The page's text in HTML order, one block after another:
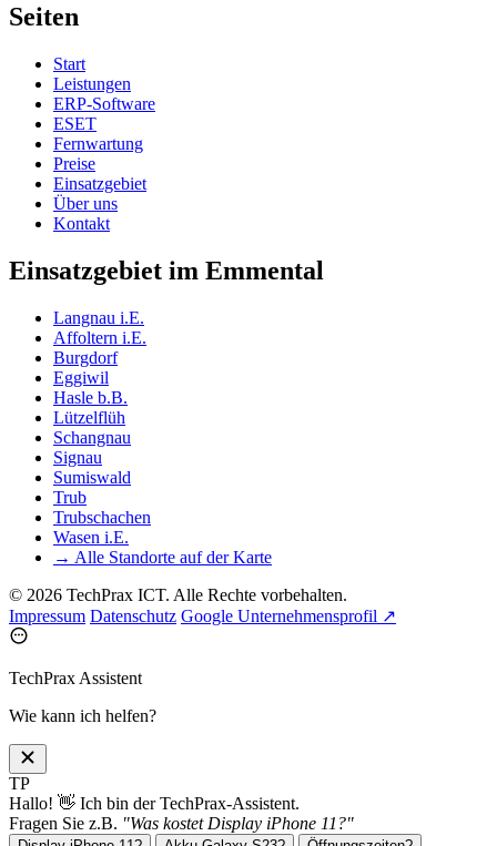
Seiten
Start
Leistungen
ERP-Software
ESET
Fernwartung
Preise
Einsatzgebiet
Über uns
Kontakt
Einsatzgebiet im Emmental
Langnau i.E.
Affoltern i.E.
Burgdorf
Eggiwil
Hasle b.B.
Lützelflüh
Schangnau
Signau
Sumiswald
Trub
Trubschachen
Wasen i.E.
→ Alle Standorte auf der Karte
© 2026 TechPrax ICT. Alle Rechte vorbehalten.
Impressum Datenschutz Google Unternehmensprofil ↗
TechPrax Assistent
Wie kann ich helfen?
TP
Hallo! 👋 Ich bin der TechPrax-Assistent.
Fragen Sie z.B. "Was kostet Display iPhone 11?"